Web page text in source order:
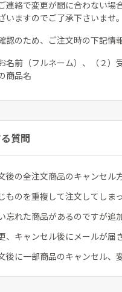
連絡で変更が間に合わない場
いますのでご了承下さいませ。
認のため、ご注文時の下記情
お名前（フルネーム）、（２
商品名
質問
後の全注文商品のキャンセル
ものを重複して注文してしま
忘れた商品があるのですが追
、キャンセル後にメールが届
後に一部商品のキャンセル、